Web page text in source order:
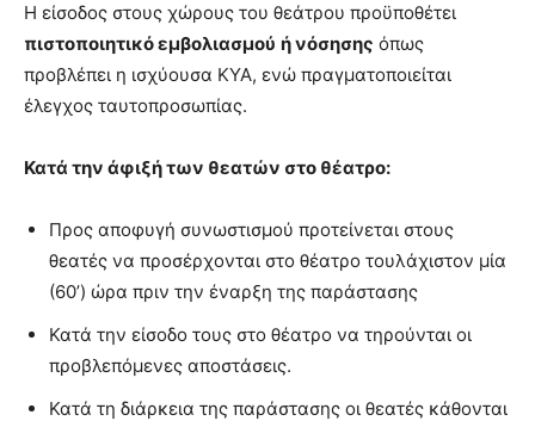
Η είσοδος στους χώρους του θεάτρου προϋποθέτει
πιστοποιητικό εμβολιασμού ή νόσησης όπως
προβλέπει η ισχύουσα ΚΥΑ, ενώ πραγματοποιείται
έλεγχος ταυτοπροσωπίας.
Κατά την άφιξή των θεατών στο θέατρο:
Προς αποφυγή συνωστισμού προτείνεται στους
θεατές να προσέρχονται στο θέατρο τουλάχιστον μία
(60’) ώρα πριν την έναρξη της παράστασης
Κατά την είσοδο τους στο θέατρο να τηρούνται οι
προβλεπόμενες αποστάσεις.
Κατά τη διάρκεια της παράστασης οι θεατές κάθονται